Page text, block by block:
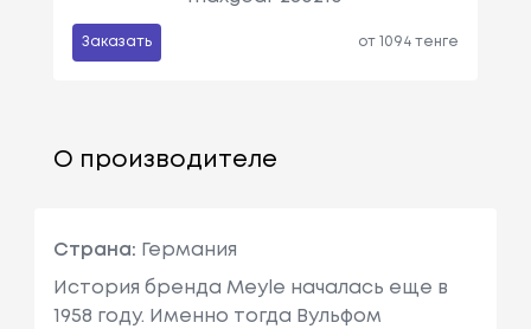
Заказать от 1094 тенге
О производителе
Страна: Германия
История бренда Meyle началась еще в
1958 году. Именно тогда Вульфом